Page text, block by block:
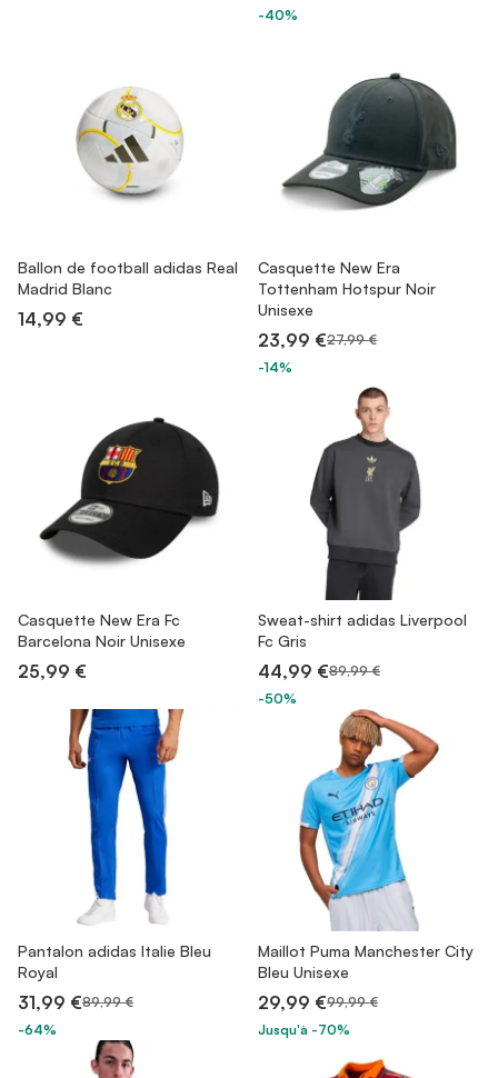
-40%
Ballon de football adidas Real
Madrid Blanc
14,99 €
Casquette New Era
Tottenham Hotspur Noir
Unisexe
23,99 €27,99 €
-14%
Casquette New Era Fc
Barcelona Noir Unisexe
25,99 €
Sweat-shirt adidas Liverpool
Fc Gris
44,99 €89,99 €
-50%
Pantalon adidas Italie Bleu
Royal
31,99 €89,99 €
-64%
Maillot Puma Manchester City
Bleu Unisexe
29,99 €99,99 €
Jusqu'à -70%